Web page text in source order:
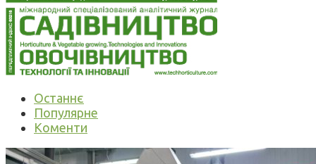
Останнє
Популярне
Коменти